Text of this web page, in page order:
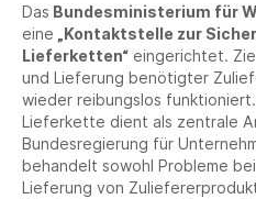
Das Bundesministerium für
eine „Kontaktstelle zur
Lieferketten“ eingerichtet.
und Lieferung benötigter
wieder reibungslos
Lieferkette dient als zentrale
Bundesregierung für
behandelt sowohl Probleme
Lieferung von